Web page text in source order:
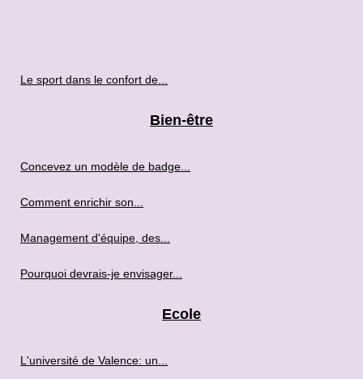
Le sport dans le confort de...
Bien-être
Concevez un modèle de badge...
Comment enrichir son...
Management d'équipe, des...
Pourquoi devrais-je envisager...
Ecole
L'université de Valence: un...